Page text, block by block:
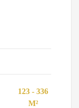
123 - 336
M²